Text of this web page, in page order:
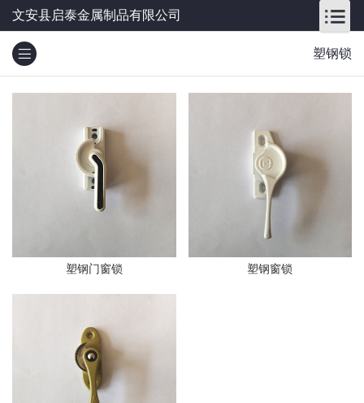
文安县启泰金属制品有限公司
塑钢锁
塑钢门窗锁 塑钢窗锁